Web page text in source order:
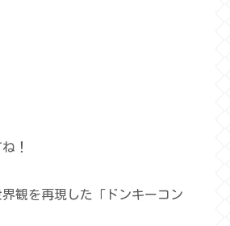
！
観を再現した「ドンキーコン